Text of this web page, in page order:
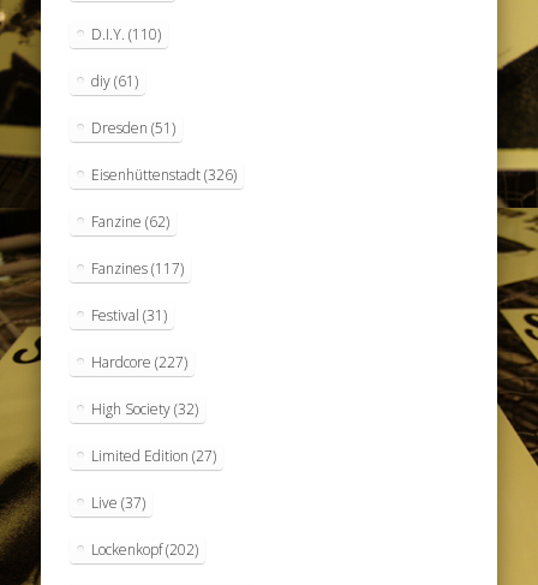
D.I.Y. (110)
diy(61)
Dresden (51)
Eisenhüttenstadt(326)
Fanzine (62)
Fanzines(117)
Festival (31)
Hardcore (227)
High Society(32)
Limited Edition (27)
Live (37)
Lockenkopf(202)